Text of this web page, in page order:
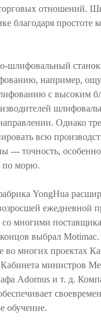
отношений.
благодаря простоте
шлифовальный станок
например,
с высоким
Однако
всю
--- точность,
по морю.
YongHua
ежедневной
со многими
выбрал
во многих проектах
Кабинета министров
Adornus и т. д.
обучение.